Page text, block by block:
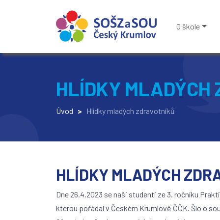
O škole
HLÍDKY MLADÝCH
Úvod > Hlídky mladých zdravotníků
HLÍDKY MLADÝCH
Dne 26.4.2023 se naši studenti ze 3. ročníku
kterou pořádal v Českém Krumlově ČČK. Šlo o